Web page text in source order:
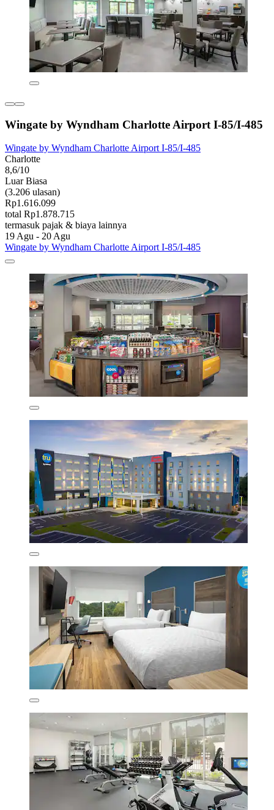
Wingate by Wyndham Charlotte Airport I-85/I-485
Wingate by Wyndham Charlotte Airport I-85/I-485
Charlotte
8,6/10
Luar Biasa
(3.206 ulasan)
Rp1.616.099
total Rp1.878.715
termasuk pajak & biaya lainnya
19 Agu - 20 Agu
Wingate by Wyndham Charlotte Airport I-85/I-485